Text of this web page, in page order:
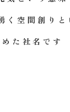
く空間創りと
た社名です